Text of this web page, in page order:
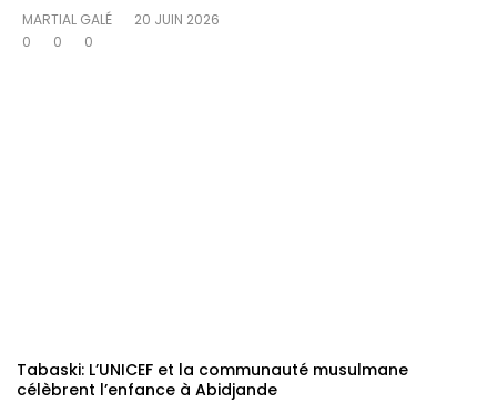
MARTIAL GALÉ
20 JUIN 2026
0
0 0
Tabaski: L’UNICEF et la communauté musulmane
célèbrent l’enfance à Abidjande